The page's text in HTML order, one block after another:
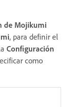
de Mojikumi
, para definir el
Configuración
como